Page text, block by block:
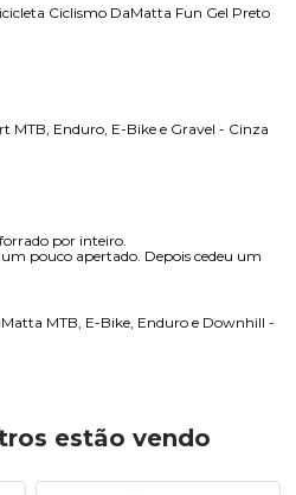
Ciclismo DaMatta Fun Gel Preto
MTB, Enduro, E-Bike e Gravel - Cinza
por inteiro.
pouco apertado. Depois cedeu um
MTB, E-Bike, Enduro e Downhill -
estão vendo